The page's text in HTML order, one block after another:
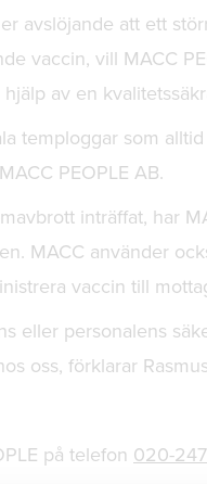
avslöjande att ett
vaccin, vill MACC
av en
temploggar som
PEOPLE AB.
inträffat, har
MACC använder
vaccin till
eller personalens
oss, förklarar
på telefon 020-247